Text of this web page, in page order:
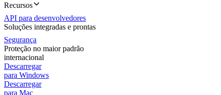
Recursos
API para desenvolvedores
Soluções integradas e prontas
Segurança
Proteção no maior padrão
internacional
Descarregar
para Windows
Descarregar
para Mac